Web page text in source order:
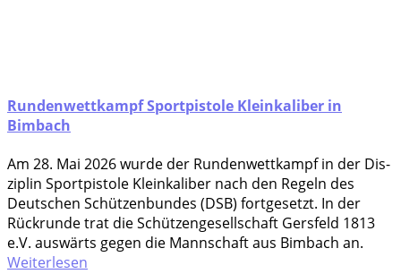
Rundenwettkampf Sportpistole Kleinkaliber in
Bimbach
Am 28. Mai 2026 wur­de der Run­den­wett­kampf in der Dis­
zi­plin Sport­pis­to­le Klein­ka­li­ber nach den Regeln des
Deut­schen Schüt­zen­bun­des (DSB) fort­ge­setzt. In der
Rück­run­de trat die Schüt­zen­ge­sell­schaft Gers­feld 1813
e.V. aus­wärts gegen die Mann­schaft aus Bim­bach an.
Weiterlesen